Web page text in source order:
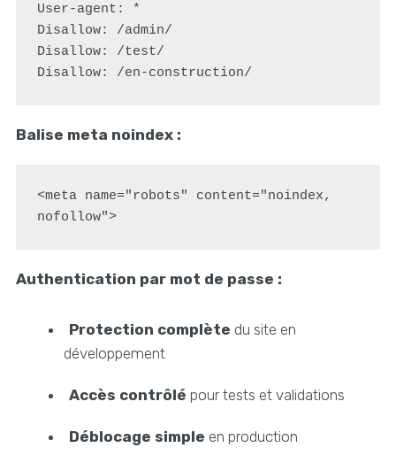
User-agent: *
Disallow: /admin/
Disallow: /test/
Balise meta noindex :
<meta name="robots" content="noindex,
nofollow">
Authentication par mot de passe :
Protection complète du site en
développement
Accès contrôlé pour tests et validations
Déblocage simple en production